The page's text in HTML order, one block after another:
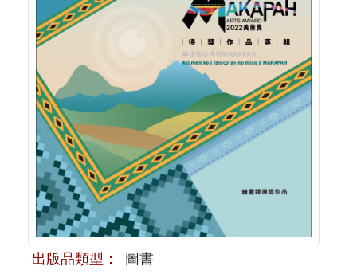
關於我們
關於原住民族文獻會
原住民族文獻會設置要點
委員介紹
歷次會議記錄
最新消息
網站訊息
徵稿訊息
出版品專區
本會出版品列表
與國史館共同出版品介紹
出版品查詢
文獻電子期刊
本期內容 相關連結
出版品類型：
圖書